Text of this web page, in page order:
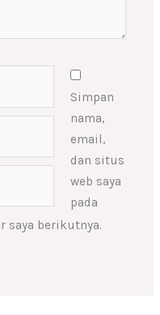
Simpan
nama,
email,
dan situs
web saya
pada
saya berikutnya.